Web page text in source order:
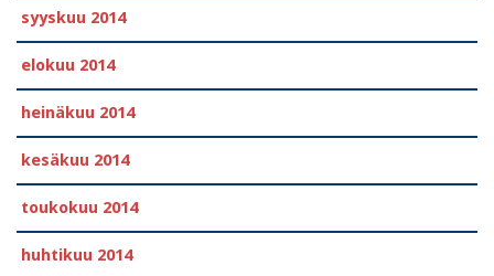
syyskuu 2014
elokuu 2014
heinäkuu 2014
kesäkuu 2014
toukokuu 2014
huhtikuu 2014